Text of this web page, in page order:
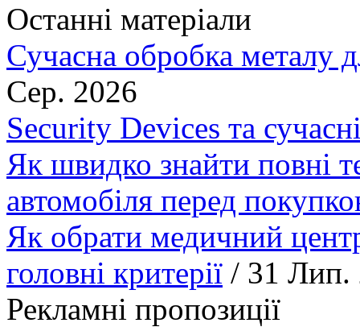
Останні матеріали
Сучасна обробка металу
Сер. 2026
Security Devices та
Як швидко знайти повні
автомобіля перед
Як обрати медичний
головні критерії / 31 Лип.
Рекламні пропозиції